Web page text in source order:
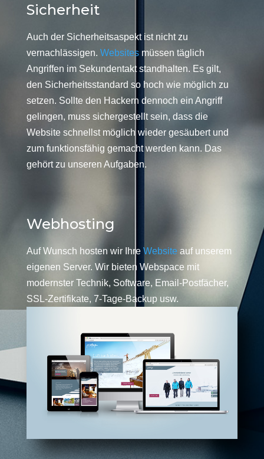
Sicherheit
Auch der Sicherheitsaspekt ist nicht zu
vernachlässigen. Websitesmüssen täglich
Angriffen im Sekundentakt standhalten. Es gilt,
den Sicherheitsstandard so hoch wie möglich zu
setzen. Sollte den Hackern dennoch ein Angriff
gelingen, muss sichergestellt sein, dass die
Website schnellst möglich wieder gesäubert und
zum funktionsfähig gemacht werden kann. Das
gehört zu unseren Aufgaben.
Webhosting
Auf Wunsch hosten wir Ihre Website auf unserem
eigenen Server. Wir bieten Webspace mit
modernster Technik, Software, Email-Postfächer,
SSL-Zertifikate, 7-Tage-Backup usw.